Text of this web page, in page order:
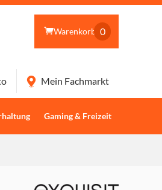
Warenkorb 0
Gaming & Freizeit
Mein Fachmarkt